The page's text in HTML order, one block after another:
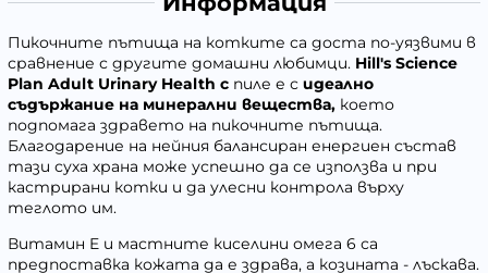
Пикочните пътища на котките са доста по-уязвими в
сравнение с другите домашни любимци. Hill's Science
Plan Adult Urinary Health с пиле е с идеално
съдържание на минерални вещества, което
подпомага здравето на пикочните пътища.
Благодарение на нейния балансиран енергиен състав
тази суха храна може успешно да се използва и при
кастрирани котки и да улесни контрола върху
теглото им.
Витамин E и мастните киселини омега 6 са
предпоставка кожата да е здрава, а козината - лъскава.